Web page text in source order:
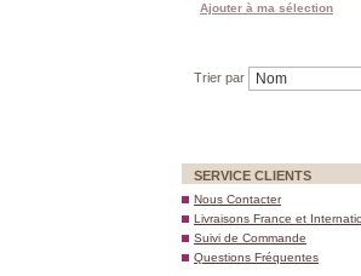
Ajouter à ma sélection
Trier par
SERVICE CLIENTS
Nous Contacter
Livraisons France et
Suivi de Commande
Questions Fréquentes